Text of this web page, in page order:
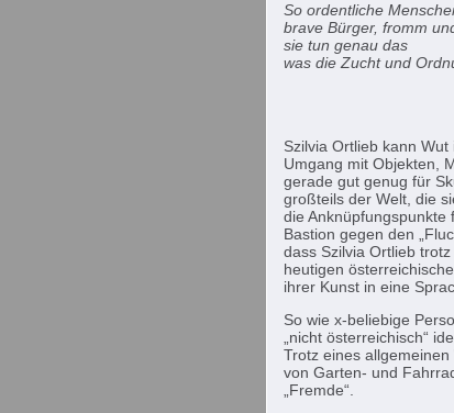
So ordentliche
brave Bürger, fromm
sie tun genau das
was die Zucht und
-
Szilvia Ortlieb kann
Umgang mit Objekten,
gerade gut genug für
großteils der Welt, die
die Anknüpfungspunkte
Bastion gegen den
dass Szilvia Ortlieb
heutigen
ihrer Kunst in eine
So wie x-beliebige
„nicht österreichisch“
Trotz eines
von Garten- und
„Fremde“.